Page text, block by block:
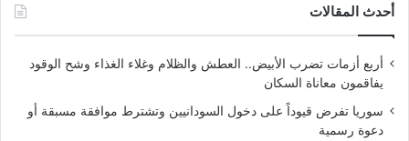
أحدث المقالات
أربع أزمات تضرب الأبيض.. العطش والظلام وغلاء الغذاء وشح الوقود
يفاقمون معاناة السكان
سوريا تفرض قيوداً على دخول السودانيين وتشترط موافقة مسبقة أو
دعوة رسمية